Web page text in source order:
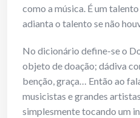
como a música. É um
adianta o talento se não
No dicionário define-se o
objeto de doação; dádiva
benção, graça… Então ao
musicistas e grandes
simplesmente tocando um